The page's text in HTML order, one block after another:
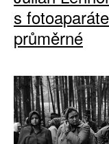
s
průměrné